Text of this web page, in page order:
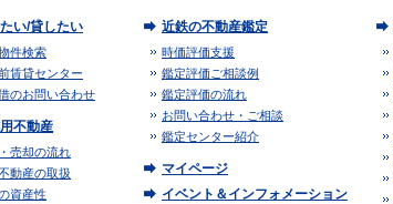
い/貸したい
件検索
賃貸センター
のお問い合わせ
不動産
売却の流れ
動産の取扱
資産性
近鉄の不動産鑑定
時価評価支援
鑑定評価ご相談例
鑑定評価の流れ
お問い合わせ・ご相談
鑑定センター紹介
マイページ
イベント＆インフォメーション